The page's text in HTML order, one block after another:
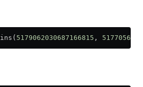
5179062030687166815 ,